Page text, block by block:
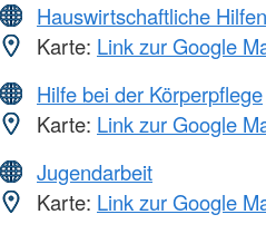
Hauswirtschaftliche Hilfen
Karte: Link zur Google
Hilfe bei der Körperpflege
Karte: Link zur Google
Jugendarbeit
Karte: Link zur Google